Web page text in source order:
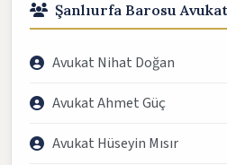
Şanlıurfa Barosu
Avukat Nihat Doğan
Avukat Ahmet Güç
Avukat Hüseyin Mısır